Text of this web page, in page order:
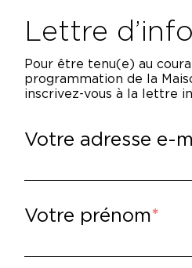
premier roman est
une
célèbre artiste,
prend la parole
artistes,
par bribes.
plus
s’installe parmi
funèbre
policière,
Perez,Hommages,
Lettre d’info
Pour être tenu(e) au
programmation de la
inscrivez-vous à la lettre
Votre adresse e-
Votre prénom